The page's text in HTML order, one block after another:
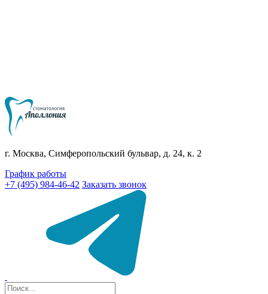
г. Москва, Симферопольский бульвар, д. 24, к. 2
График работы
+7 (495) 984-46-42 Заказать звонок